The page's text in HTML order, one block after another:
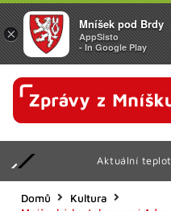
Aktuální
Domů
Kultura
×
Mníšek pod Brdy
AppSisto
- In Google Play